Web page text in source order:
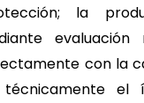
la
evaluación
con la
el